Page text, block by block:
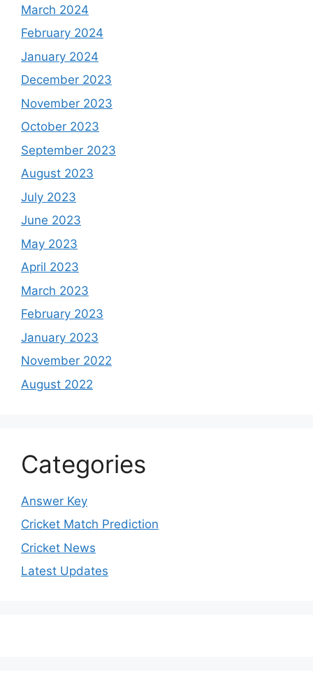
March 2024
February 2024
January 2024
December 2023
November 2023
October 2023
September 2023
August 2023
July 2023
June 2023
May 2023
April 2023
March 2023
February 2023
January 2023
November 2022
August 2022
Categories
Answer Key
Cricket Match Prediction
Cricket News
Latest Updates